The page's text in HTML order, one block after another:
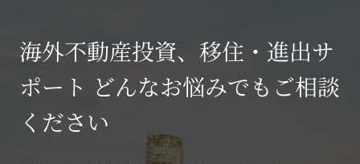
海外不動産投資、移住・進出サ
ポート どんなお悩みでもご相談
ください